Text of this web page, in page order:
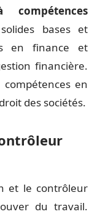
bases et
en finance et
financière.
compétences en
des sociétés.
et le contrôleur
du travail.